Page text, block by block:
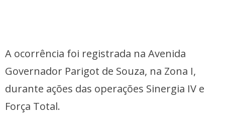
A ocorrência foi registrada na Avenida
Governador Parigot de Souza, na Zona I,
durante ações das operações Sinergia IV e
Força Total.